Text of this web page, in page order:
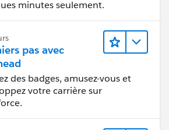
minutes seulement.
pas avec
des badges, amusez-vous et
votre carrière sur